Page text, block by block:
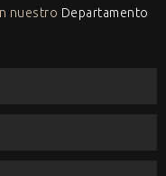
nuestro Departamento